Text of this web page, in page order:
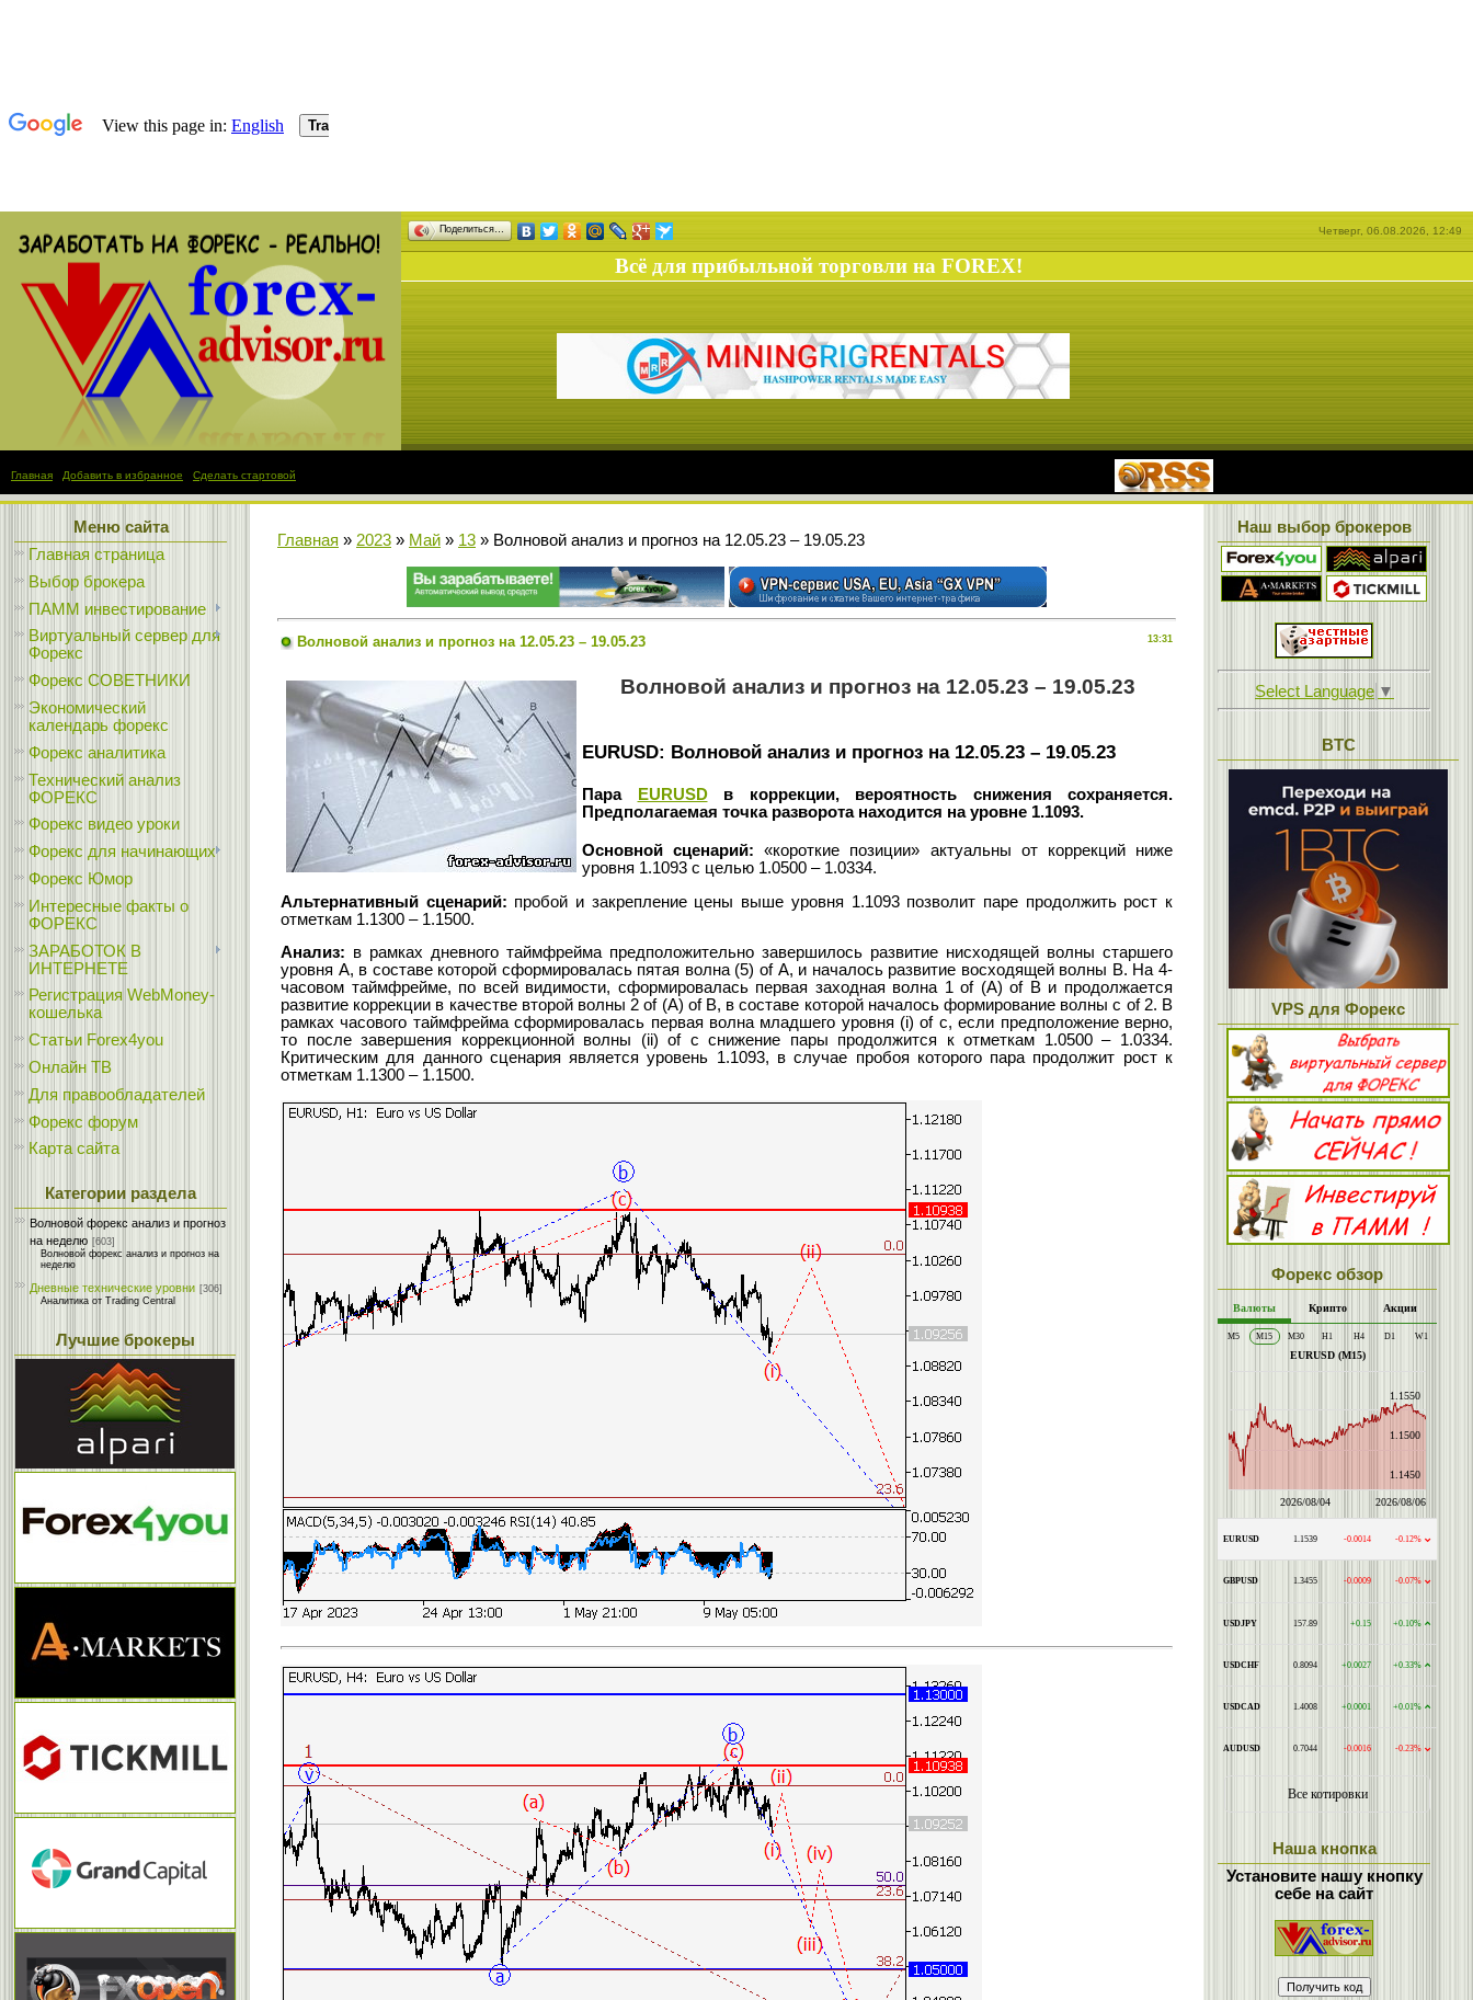
Поделиться… Четверг, 06.08.2026, 12:49
Всё для прибыльной торговли на FOREX!
Главная Добавить в избранное Сделать стартовой
Меню сайта
Главная страница
Выбор брокера
ПАММ инвестирование
Виртуальный сервер для
Форекс
Форекс СОВЕТНИКИ
Экономический
календарь форекс
Форекс аналитика
Технический анализ
ФОРЕКС
Форекс видео уроки
Форекс для начинающих
Форекс Юмор
Интересные факты о
ФОРЕКС
ЗАРАБОТОК В
ИНТЕРНЕТЕ
Регистрация WebMoney-
кошелька
Статьи Forex4you
Онлайн ТВ
Для правообладателей
Форекс форум
Карта сайта
Категории раздела
Волновой форекс анализ и прогноз
на неделю [603]
Волновой форекс анализ и прогноз на
неделю
Дневные технические уровни [306]
Аналитика от Trading Central
Лучшие брокеры
Главная » 2023 » Май » 13 » Волновой анализ и прогноз на 12.05.23 – 19.05.23
13:31
Волновой анализ и прогноз на 12.05.23 – 19.05.23
Волновой анализ и прогноз на 12.05.23 – 19.05.23
EURUSD: Волновой анализ и прогноз на 12.05.23 – 19.05.23
Пара EURUSDв коррекции, вероятность снижения сохраняется.
Предполагаемая точка разворота находится на уровне 1.1093.
Основной сценарий: «короткие позиции» актуальны от коррекций ниже
уровня 1.1093 с целью 1.0500 – 1.0334.
Альтернативный сценарий: пробой и закрепление цены выше уровня 1.1093 позволит паре продолжить рост к
отметкам 1.1300 – 1.1500.
Анализ: в рамках дневного таймфрейма предположительно завершилось развитие нисходящей волны старшего
уровня А, в составе которой сформировалась пятая волна (5) of А, и началось развитие восходящей волны В. На 4-
часовом таймфрейме, по всей видимости, сформировалась первая заходная волна 1 of (A) of B и продолжается
развитие коррекции в качестве второй волны 2 of (A) of B, в составе которой началось формирование волны с of 2. В
рамках часового таймфрейма сформировалась первая волна младшего уровня (i) of c, если предположение верно,
то после завершения коррекционной волны (ii) of c снижение пары продолжится к отметкам 1.0500 – 1.0334.
Критическим для данного сценария является уровень 1.1093, в случае пробоя которого пара продолжит рост к
отметкам 1.1300 – 1.1500.
Наш выбор брокеров
Select Language ▼
BTC
VPS для Форекс
Форекс обзор
Наша кнопка
Установите нашу кнопку
себе на сайт